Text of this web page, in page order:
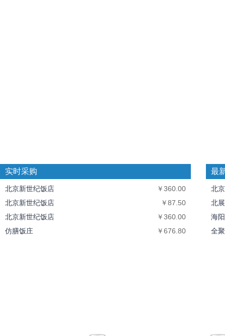
实时采购
北京新世纪饭店
￥360.00
北京新世纪饭店
￥87.50
北京新世纪饭店
￥360.00
仿膳饭庄
￥676.80
最
北
北
海
全